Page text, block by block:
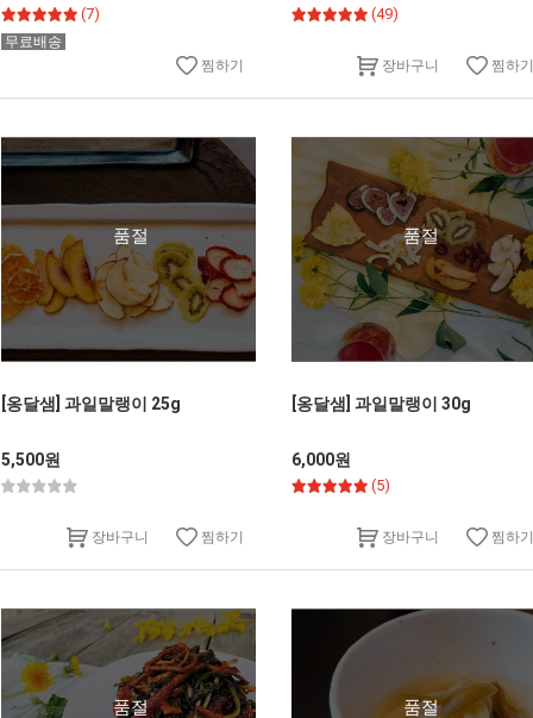
(7)
무료배송
찜하기
(49)
찜하기
장바구니
품절
[옹달샘] 과일말랭이 25g
5,500원
찜하기
장바구니
품절
[옹달샘] 과일말랭이 30g
6,000원
(5)
찜하기
장바구니
품절 품절